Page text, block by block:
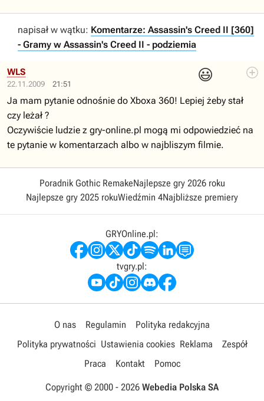
napisał w wątku: Komentarze: Assassin's Creed II [360]
- Gramy w Assassin's Creed II - podziemia
22.11.2009 21:51
😃
WLS
Ja mam pytanie odnośnie do Xboxa 360! Lepiej żeby stał
czy leżał ?
Oczywiście ludzie z gry-online.pl mogą mi odpowiedzieć na
te pytanie w komentarzach albo w najbliszym filmie.
Poradnik Gothic RemakeNajlepsze gry 2026 roku
Najlepsze gry 2025 rokuWiedźmin 4Najbliższe premiery
GRYOnline.pl:
tvgry.pl:
O nas Regulamin
Polityka redakcyjna
Polityka prywatności Ustawienia cookies Reklama
Zespół
Praca
Kontakt Pomoc
Copyright © 2000 - 2026 Webedia Polska SA